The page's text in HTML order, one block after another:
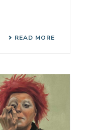
READ MORE